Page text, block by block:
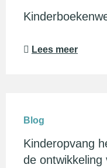
Lees meer
Blog
Kinderopvang
de ontwikkeling